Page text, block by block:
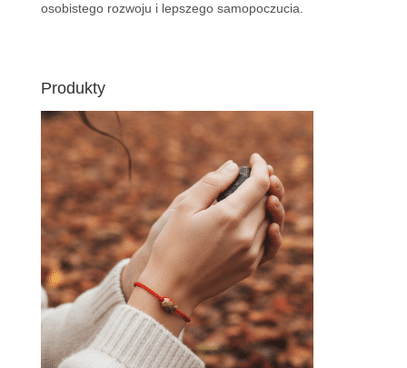
osobistego rozwoju i lepszego samopoczucia.
Produkty